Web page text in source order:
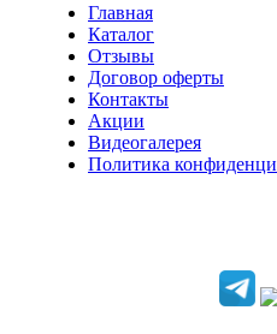
Главная
Каталог
Отзывы
Договор оферты
Контакты
Акции
Видеогалерея
Политика